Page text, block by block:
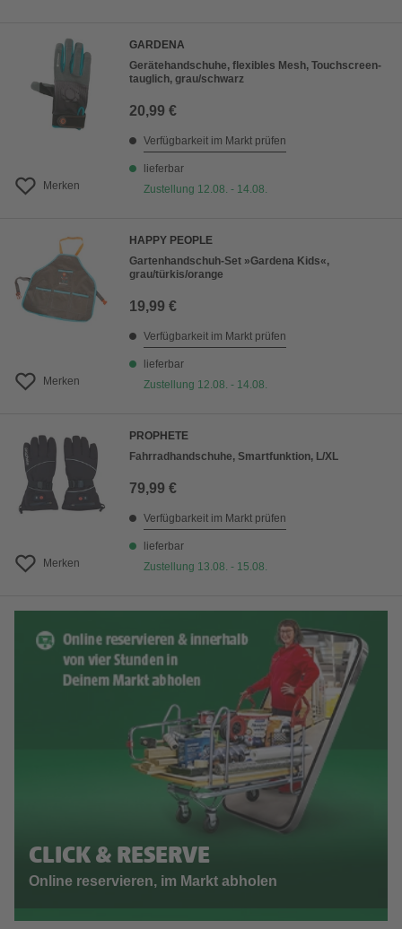
Merken
GARDENA
Gerätehandschuhe, flexibles Mesh, Touchscreen-
tauglich, grau/schwarz
20,99 €
Verfügbarkeit im Markt prüfen
lieferbar
Zustellung 12.08. - 14.08.
Merken
HAPPY PEOPLE
Gartenhandschuh-Set »Gardena Kids«,
grau/türkis/orange
19,99 €
Verfügbarkeit im Markt prüfen
lieferbar
Zustellung 12.08. - 14.08.
Merken
PROPHETE
Fahrradhandschuhe, Smartfunktion, L/XL
79,99 €
Verfügbarkeit im Markt prüfen
lieferbar
Zustellung 13.08. - 15.08.
CLICK & RESERVE
Online reservieren, im Markt abholen